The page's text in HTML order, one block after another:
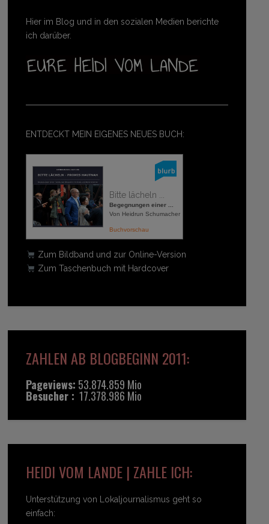
Hier im Blog und in den sozialen Medien berichte
ich darüber.
ENTDECKT MEIN EIGENES NEUES BUCH:
Bitte lächeln ...
Begegnungen einer ...
Von Heidrun Schumacher
Buchvorschau
Zum Bildband und zur Online-Version
Zum Taschenbuch mit Hardcover
ZAHLEN AB BLOGBEGINN 2011:
Pageviews: 53.874.859 Mio
Besucher : 17.378.986 Mio
HEIDI VOM LANDE | ZAHLE ICH:
Unterstützung von Lokaljournalismus geht so
einfach: